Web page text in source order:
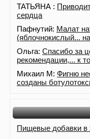
ТАТЬЯНА :
сердца
Пафнутий: Малат
(яблочнокислый...
Ольга: Спасибо за
рекомендации,... к
Михаил М: Фигню
созданы
Пищевые добавки в